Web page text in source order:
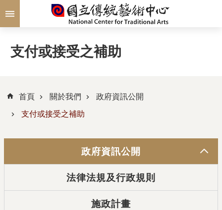
跳到主要內容區塊
支付或接受之補助
首頁 關於我們 政府資訊公開
支付或接受之補助
政府資訊公開
法律法規及行政規則
施政計畫